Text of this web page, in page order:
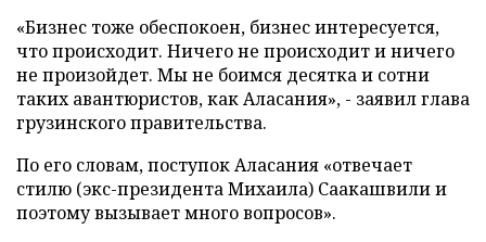
«Бизнес тоже обеспокоен, бизнес интересуется,
что происходит. Ничего не происходит и ничего
не произойдет. Мы не боимся десятка и сотни
таких авантюристов, как Аласания», - заявил глава
грузинского правительства.
По его словам, поступок Аласания «отвечает
стилю (экс-президента Михаила) Саакашвили и
поэтому вызывает много вопросов».